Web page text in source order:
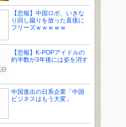
【悲報】中国ロボ、いきな
り回し蹴りを放った直後に
フリーズｗｗｗｗｗ
【悲報】K-POPアイドルの
約半数が3年後には姿を消す
中国進出の日系企業「中国
ビジネスはもう大変」